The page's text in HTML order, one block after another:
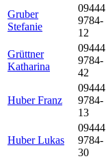
Gruber
Stefanie
09444
9784-
12
Grüttner
Katharina
09444
9784-
42
Huber Franz
09444
9784-
13
Huber Lukas
09444
9784-
30